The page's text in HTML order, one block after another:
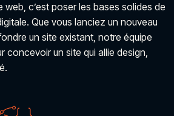
web, c’est poser les bases solides de
Que vous lanciez un nouveau
un site existant, notre équipe
concevoir un site qui allie design,